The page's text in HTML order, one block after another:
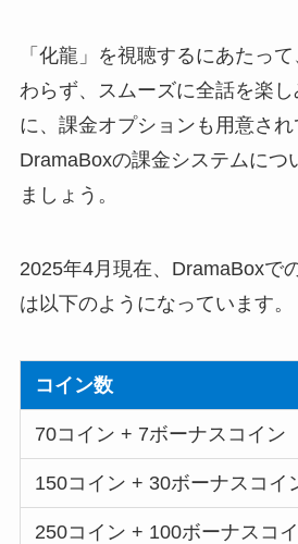
「化龍」を視聴するにあたっ
わらず、スムーズに全話を楽
に、課金オプションも用意され
DramaBoxの課金システムにつ
ましょう。
2025年4月現在、DramaBoxで
は以下のようになっています。
コイン数
70コイン + 7ボーナスコイン
150コイン + 30ボーナスコイ
250コイン + 100ボーナスコ